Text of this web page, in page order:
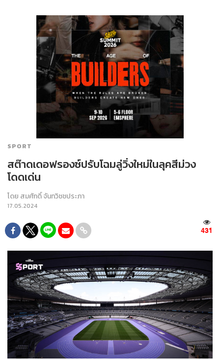
SPORT
สต๊าดเดอฟรองซ์ปรับโฉมลู่วิ่งใหม่ในลุคสีม่วง
โดดเด่น
โดย สมศักดิ์ จันทวิชชประภา
17.05.2024
431